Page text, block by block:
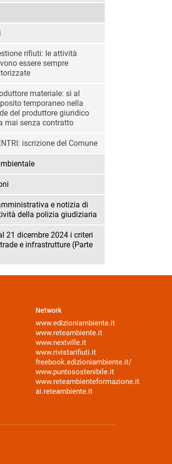
rifiuti: le attività
essere sempre
materiale: sì al
temporaneo nella
del produttore giuridico
mai senza contratto
iscrizione del Comune
e notizia di
della polizia giudiziaria
21 dicembre 2024 i criteri
e infrastrutture (Parte
Network
www.edizioniambiente.it
www.reteambiente.it
www.nextville.it
www.rivistarifiuti.it
freebook.edizioniambiente.it/
www.puntosostenibile.it
www.reteambienteformazione.it
ai.reteambiente.it